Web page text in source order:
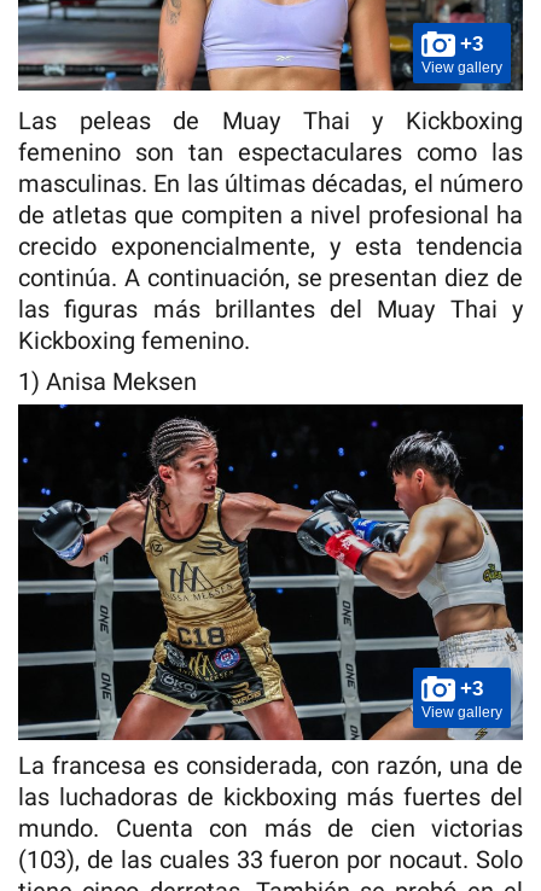
+3
View gallery
Las peleas de Muay Thai y Kickboxing
femenino son tan espectaculares como las
masculinas. En las últimas décadas, el número
de atletas que compiten a nivel profesional ha
crecido exponencialmente, y esta tendencia
continúa. A continuación, se presentan diez de
las figuras más brillantes del Muay Thai y
Kickboxing femenino.
1) Anisa Meksen
+3
View gallery
La francesa es considerada, con razón, una de
las luchadoras de kickboxing más fuertes del
mundo. Cuenta con más de cien victorias
(103), de las cuales 33 fueron por nocaut. Solo